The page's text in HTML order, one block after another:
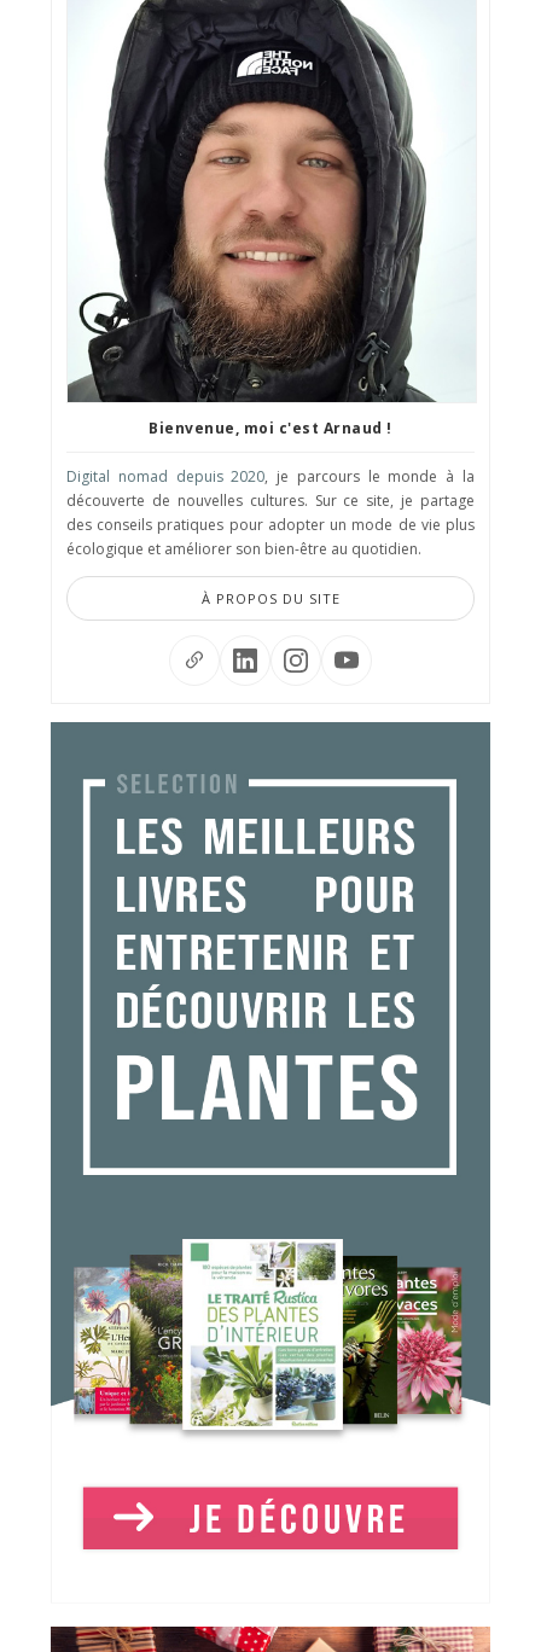
Bienvenue, moi c'est Arnaud !
Digital nomad depuis 2020, je parcours le monde à la
découverte de nouvelles cultures. Sur ce site, je partage
des conseils pratiques pour adopter un mode de vie plus
écologique et améliorer son bien-être au quotidien.
À PROPOS DU SITE